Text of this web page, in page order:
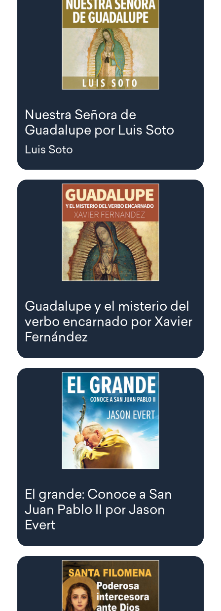
Nuestra Señora de
Guadalupe por Luis Soto
Luis Soto
Guadalupe y el misterio del
verbo encarnado por Xavier
Fernández
El grande: Conoce a San
Juan Pablo II por Jason
Evert